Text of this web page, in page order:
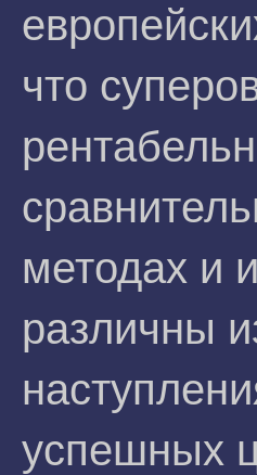
что
методах и
различны
успешных